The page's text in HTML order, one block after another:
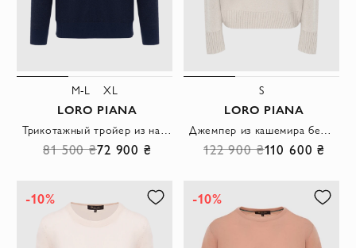
M-L XL
LORO PIANA
Трикотажный тройер из натуральной шерсти с замком синий
81 500 ₴72 900 ₴
S
LORO PIANA
Джемпер из кашемира бежевый женский оверсайз
122 900 ₴110 600 ₴
-10% -10%